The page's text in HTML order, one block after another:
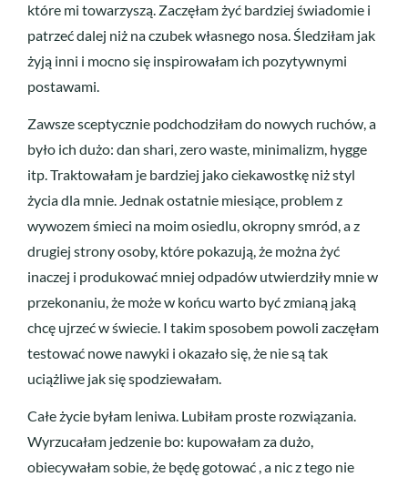
które mi towarzyszą. Zaczęłam żyć bardziej świadomie i
patrzeć dalej niż na czubek własnego nosa. Śledziłam jak
żyją inni i mocno się inspirowałam ich pozytywnymi
postawami.
Zawsze sceptycznie podchodziłam do nowych ruchów, a
było ich dużo: dan shari, zero waste, minimalizm, hygge
itp. Traktowałam je bardziej jako ciekawostkę niż styl
życia dla mnie. Jednak ostatnie miesiące, problem z
wywozem śmieci na moim osiedlu, okropny smród, a z
drugiej strony osoby, które pokazują, że można żyć
inaczej i produkować mniej odpadów utwierdziły mnie w
przekonaniu, że może w końcu warto być zmianą jaką
chcę ujrzeć w świecie. I takim sposobem powoli zaczęłam
testować nowe nawyki i okazało się, że nie są tak
uciążliwe jak się spodziewałam.
Całe życie byłam leniwa. Lubiłam proste rozwiązania.
Wyrzucałam jedzenie bo: kupowałam za dużo,
obiecywałam sobie, że będę gotować , a nic z tego nie